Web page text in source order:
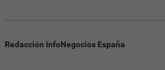
Redacción InfoNegocios España